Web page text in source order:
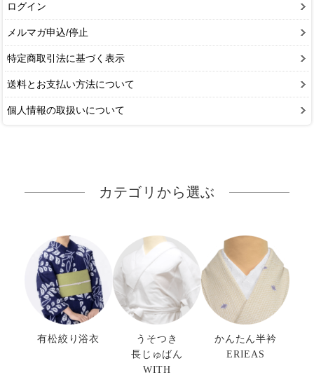
ログイン
メルマガ申込/停止
特定商取引法に基づく表示
送料とお支払い方法について
個人情報の取扱いについて
カテゴリから選ぶ
有松絞り浴衣
うそつき
長じゅばん
WITH
かんたん半衿
ERIEAS